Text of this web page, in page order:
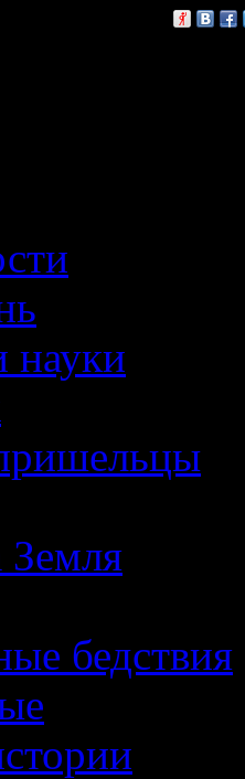
науки
Земля
бедствия